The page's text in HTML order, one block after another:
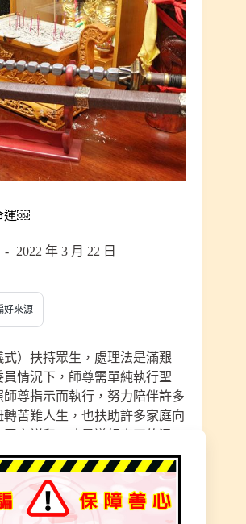
運￼
2022 年 3 月 22 日
好來源
）扶持眾生，處理法是滿艱
情況下，師尊需單純執行聖
尊指示而執行，努力陪伴許多
苦難人生，也扶助許多家庭向
平安祥和，才是道組真正的涵
，一步一腳印共創三清宮，真誠
實實在在的幫助，沒有要求回
師尊的心就足夠。